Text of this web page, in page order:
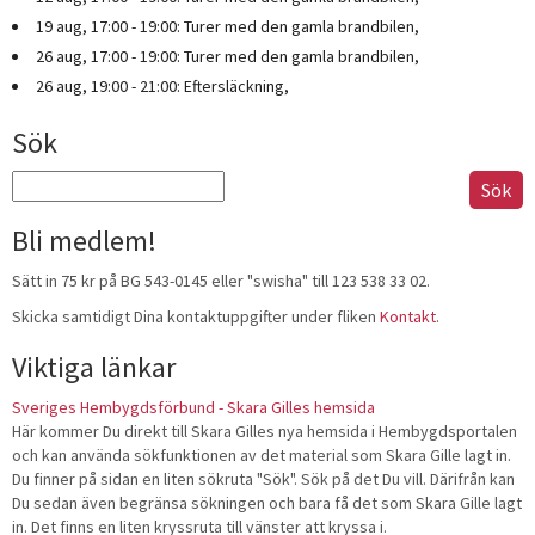
19 aug, 17:00 - 19:00: Turer med den gamla brandbilen,
26 aug, 17:00 - 19:00: Turer med den gamla brandbilen,
26 aug, 19:00 - 21:00: Eftersläckning,
Sök
efter:
Bli medlem!
Sätt in 75 kr på BG 543-0145 eller "swisha" till 123 538 33 02.
Skicka samtidigt Dina kontaktuppgifter under fliken Kontakt.
Viktiga länkar
Sveriges Hembygdsförbund - Skara Gilles hemsida
Här kommer Du direkt till Skara Gilles nya hemsida i Hembygdsportalen
och kan använda sökfunktionen av det material som Skara Gille lagt in.
Du finner på sidan en liten sökruta "Sök". Sök på det Du vill. Därifrån kan
Du sedan även begränsa sökningen och bara få det som Skara Gille lagt
in. Det finns en liten kryssruta till vänster att kryssa i.